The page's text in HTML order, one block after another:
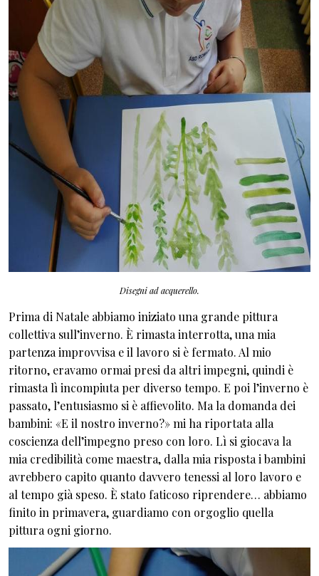
Disegni ad acquerello.
Prima di Natale abbiamo iniziato una grande pittura
collettiva sull’inverno. È rimasta interrotta, una mia
partenza improvvisa e il lavoro si è fermato. Al mio
ritorno, eravamo ormai presi da altri impegni, quindi è
rimasta lì incompiuta per diverso tempo. E poi l’inverno è
passato, l’entusiasmo si è affievolito. Ma la domanda dei
bambini: «E il nostro inverno?» mi ha riportata alla
coscienza dell’impegno preso con loro. Lì si giocava la
mia credibilità come maestra, dalla mia risposta i bambini
avrebbero capito quanto davvero tenessi al loro lavoro e
al tempo già speso. È stato faticoso riprendere… abbiamo
finito in primavera, guardiamo con orgoglio quella
pittura ogni giorno.